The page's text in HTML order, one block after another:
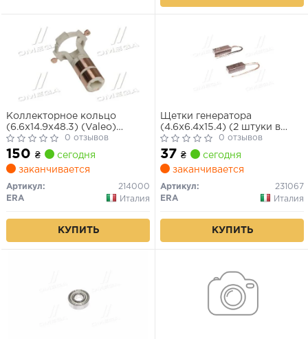
Коллекторное кольцо
(6.6x14.9x48.3) (Valeo)
Citroen Lancia Peugeot
0 отзывов
150 ₴
сегодня
заканчивается
Артикул:
214000
ERA
Италия
КУПИТЬ
Щетки генератора
(4.6x6.4x15.4) (2 штуки в
комплекте)
0 отзывов
37 ₴
сегодня
заканчивается
Артикул:
231067
ERA
Италия
КУПИТЬ